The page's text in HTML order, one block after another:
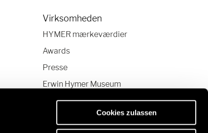
Cookies zulassen
Virksomheden
HYMER mærkeværdier
Awards
Presse
Erwin Hymer Museum